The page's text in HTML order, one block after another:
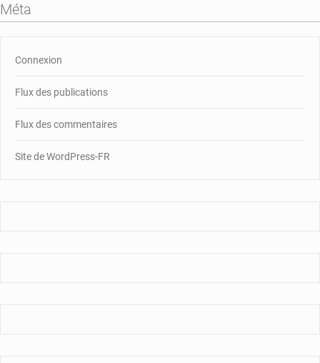
Méta
Connexion
Flux des publications
Flux des commentaires
Site de WordPress-FR